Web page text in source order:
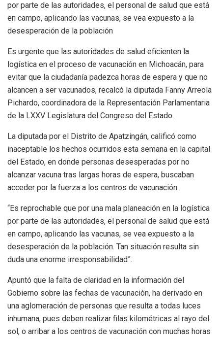
por parte de las autoridades, el personal de salud que está
en campo, aplicando las vacunas, se vea expuesto a la
desesperación de la población
Es urgente que las autoridades de salud eficienten la
logística en el proceso de vacunación en Michoacán, para
evitar que la ciudadanía padezca horas de espera y que no
alcancen a ser vacunados, recalcó la diputada Fanny Arreola
Pichardo, coordinadora de la Representación Parlamentaria
de la LXXV Legislatura del Congreso del Estado.
La diputada por el Distrito de Apatzingán, calificó como
inaceptable los hechos ocurridos esta semana en la capital
del Estado, en donde personas desesperadas por no
alcanzar vacuna tras largas horas de espera, buscaban
acceder por la fuerza a los centros de vacunación.
“Es reprochable que por una mala planeación en la logística
por parte de las autoridades, el personal de salud que está
en campo, aplicando las vacunas, se vea expuesto a la
desesperación de la población. Tan situación resulta sin
duda una enorme irresponsabilidad”.
Apuntó que la falta de claridad en la información del
Gobierno sobre las fechas de vacunación, ha derivado en
una aglomeración de personas que resulta a todas luces
inhumana, pues deben realizar filas kilométricas al rayo del
sol, o arribar a los centros de vacunación con muchas horas